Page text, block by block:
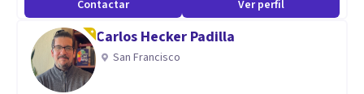
Aptitudes
Psicología adultos
Psicología Infantil
Contactar Ver perfil
Carlos Hecker Padilla
San Francisco